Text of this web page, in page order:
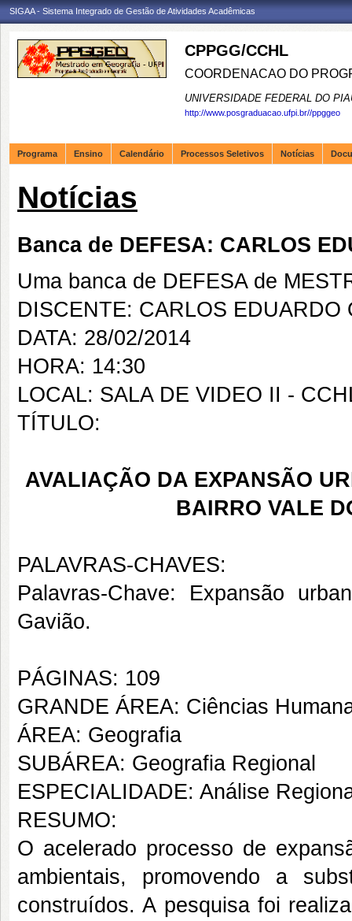
SIGAA - Sistema Integrado de Gestão de Atividades Acadêmicas
CPPGG/CCHL
COORDENACAO DO
UNIVERSIDADE FEDERAL DO
http://www.posgraduacao.ufpi.br//ppggeo
Programa Ensino Calendário Processos Seletivos Notícias
Notícias
Banca de DEFESA: CARLOS
Uma banca de DEFESA de
DISCENTE: CARLOS EDUARDO
DATA: 28/02/2014
HORA: 14:30
LOCAL: SALA DE VIDEO II -
TÍTULO:
AVALIAÇÃO DA EXPANSÃO
BAIRRO VALE
PALAVRAS-CHAVES:
Palavras-Chave: Expansão
Gavião.
PÁGINAS: 109
GRANDE ÁREA: Ciências
ÁREA: Geografia
SUBÁREA: Geografia Regional
ESPECIALIDADE: Análise
RESUMO:
O acelerado processo de
ambientais, promovendo a
construídos. A pesquisa foi